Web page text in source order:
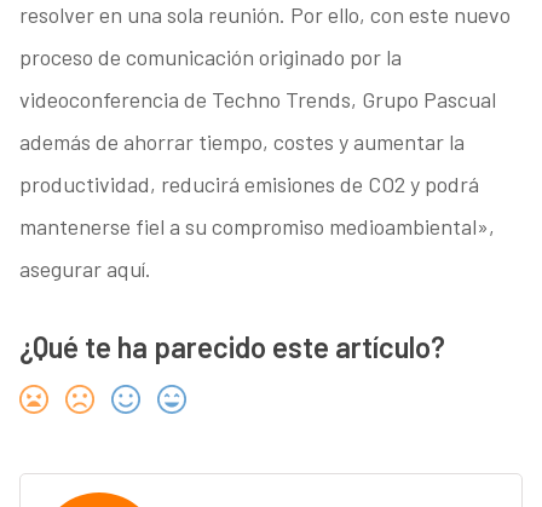
resolver en una sola reunión. Por ello, con este nuevo
proceso de comunicación originado por la
videoconferencia de Techno Trends, Grupo Pascual
además de ahorrar tiempo, costes y aumentar la
productividad, reducirá emisiones de CO2 y podrá
mantenerse fiel a su compromiso medioambiental»,
asegurar aquí.
¿Qué te ha parecido este artículo?